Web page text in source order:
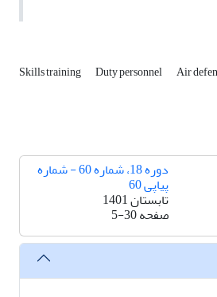
Skills training Duty personnel Air
دوره 18، شماره 60 - شماره
پیاپی 60
تابستان 1401
صفحه5-30